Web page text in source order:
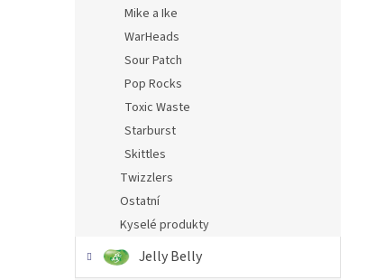
Mike a Ike
WarHeads
Sour Patch
Pop Rocks
Toxic Waste
Starburst
Skittles
Twizzlers
Ostatní
Kyselé produkty
Jelly Belly